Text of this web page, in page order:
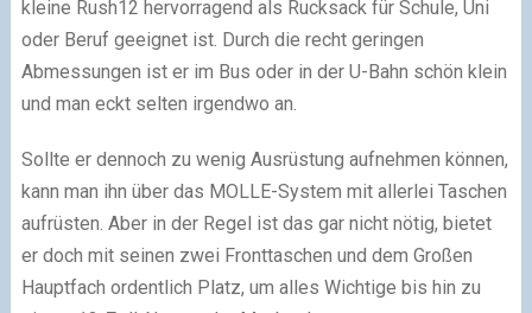
kleine Rush12 hervorragend als Rucksack für Schule, Uni
oder Beruf geeignet ist. Durch die recht geringen
Abmessungen ist er im Bus oder in der U-Bahn schön klein
und man eckt selten irgendwo an.
Sollte er dennoch zu wenig Ausrüstung aufnehmen können,
kann man ihn über das MOLLE-System mit allerlei Taschen
aufrüsten. Aber in der Regel ist das gar nicht nötig, bietet
er doch mit seinen zwei Fronttaschen und dem Großen
Hauptfach ordentlich Platz, um alles Wichtige bis hin zu